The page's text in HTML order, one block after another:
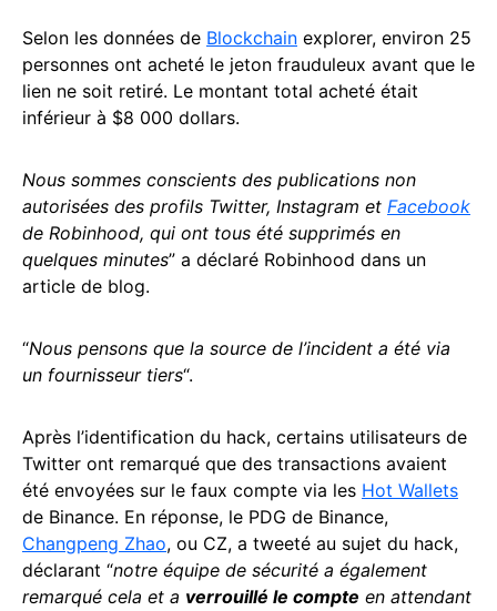
Selon les données de Blockchain explorer, environ 25
personnes ont acheté le jeton frauduleux avant que le
lien ne soit retiré. Le montant total acheté était
inférieur à $8 000 dollars.
Nous sommes conscients des publications non
autorisées des profils Twitter, Instagram et Facebook
de Robinhood, qui ont tous été supprimés en
quelques minutes” a déclaré Robinhood dans un
article de blog.
“Nous pensons que la source de l’incident a été via
un fournisseur tiers“.
Après l’identification du hack, certains utilisateurs de
Twitter ont remarqué que des transactions avaient
été envoyées sur le faux compte via les Hot Wallets
de Binance. En réponse, le PDG de Binance,
Changpeng Zhao, ou CZ, a tweeté au sujet du hack,
déclarant “notre équipe de sécurité a également
remarqué cela et a verrouillé le compte en attendant